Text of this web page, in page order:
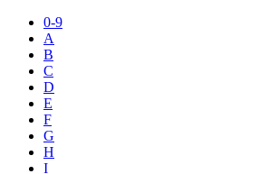
0-9
A
B
C
D
E
F
G
H
I